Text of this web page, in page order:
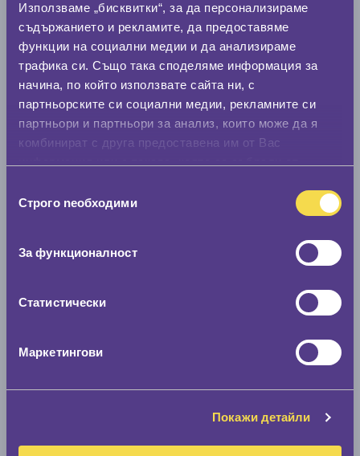
Използваме „бисквитки“, за да персонализираме
съдържанието и рекламите, да предоставяме
функции на социални медии и да анализираме
трафика си. Също така споделяме информация за
начина, по който използвате сайта ни, с
партньорските си социални медии, рекламните си
партньори и партньори за анализ, които може да я
комбинират с друга предоставена им от Вас
наСтрого nеобходими
За функционалност
Статистически
Маркетингови
Покажи детайли
Нов размер
Стар размер
0 мм.
Скоростомер при 100